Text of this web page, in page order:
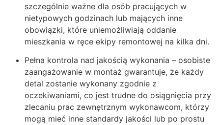
szczególnie ważne dla osób pracujących w
nietypowych godzinach lub mających inne
obowiązki, które uniemożliwiają oddanie
mieszkania w ręce ekipy remontowej na kilka dni.
Pełna kontrola nad jakością wykonania – osobiste
zaangażowanie w montaż gwarantuje, że każdy
detal zostanie wykonany zgodnie z
oczekiwaniami, co jest trudne do osiągnięcia przy
zlecaniu prac zewnętrznym wykonawcom, którzy
mogą mieć inne standardy jakości lub po prostu